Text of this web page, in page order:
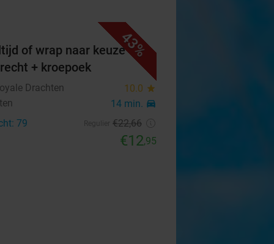
43%
of wrap naar keuze +
+ kroepoek
Drachten 10.0 star
14 min. directions_car
79 €22,66
€12,95